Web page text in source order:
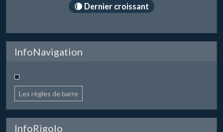
🌘 Dernier croissant
InfoNavigation
Les règles de barre
InfoRigolo